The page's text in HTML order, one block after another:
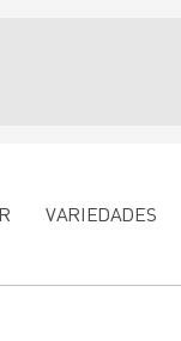
VARIEDADES